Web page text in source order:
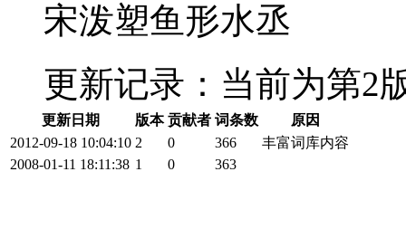
宋泼塑鱼形水丞
更新记录： 当前为第2
更新日期 版本 贡献者 词条数
原因
2012-09-18 10:04:10 2 0 366
丰富词库内容
2008-01-11 18:11:38 1 0 363